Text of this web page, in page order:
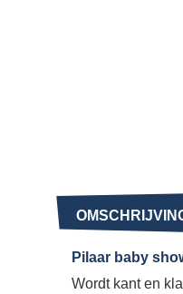
Pilaar baby
Wordt kant en